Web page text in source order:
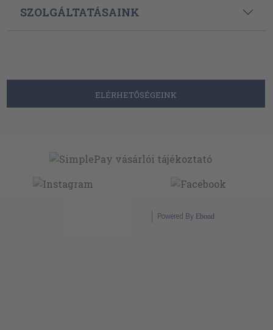
SZOLGÁLTATÁSAINK
ELÉRHETŐSÉGEINK
Powered By Ebond